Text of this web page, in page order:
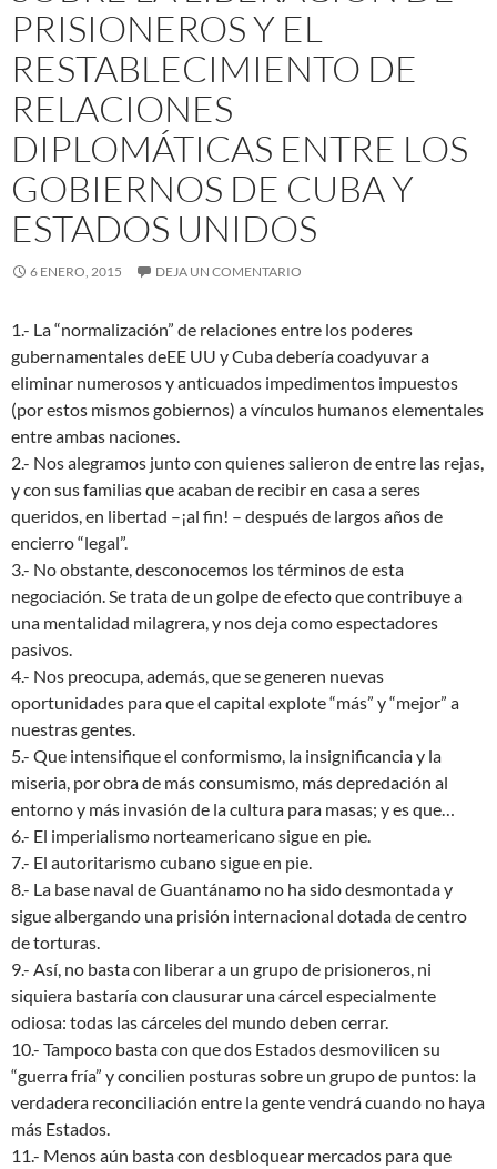
PRISIONEROS Y EL
RESTABLECIMIENTO DE
RELACIONES
DIPLOMÁTICAS ENTRE LOS
GOBIERNOS DE CUBA Y
ESTADOS UNIDOS
6 ENERO, 2015 DEJA UN COMENTARIO
1.- La “normalización” de relaciones entre los poderes
gubernamentales deEE UU y Cuba debería coadyuvar a
eliminar numerosos y anticuados impedimentos impuestos
(por estos mismos gobiernos) a vínculos humanos elementales
entre ambas naciones.
2.- Nos alegramos junto con quienes salieron de entre las rejas,
y con sus familias que acaban de recibir en casa a seres
queridos, en libertad –¡al fin! – después de largos años de
encierro “legal”.
3.- No obstante, desconocemos los términos de esta
negociación. Se trata de un golpe de efecto que contribuye a
una mentalidad milagrera, y nos deja como espectadores
pasivos.
4.- Nos preocupa, además, que se generen nuevas
oportunidades para que el capital explote “más” y “mejor” a
nuestras gentes.
5.- Que intensifique el conformismo, la insignificancia y la
miseria, por obra de más consumismo, más depredación al
entorno y más invasión de la cultura para masas; y es que…
6.- El imperialismo norteamericano sigue en pie.
7.- El autoritarismo cubano sigue en pie.
8.- La base naval de Guantánamo no ha sido desmontada y
sigue albergando una prisión internacional dotada de centro
de torturas.
9.- Así, no basta con liberar a un grupo de prisioneros, ni
siquiera bastaría con clausurar una cárcel especialmente
odiosa: todas las cárceles del mundo deben cerrar.
10.- Tampoco basta con que dos Estados desmovilicen su
“guerra fría” y concilien posturas sobre un grupo de puntos: la
verdadera reconciliación entre la gente vendrá cuando no haya
más Estados.
11.- Menos aún basta con desbloquear mercados para que